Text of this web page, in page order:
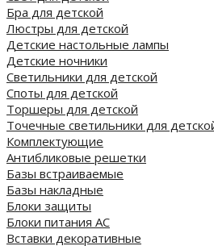
Бра для детской
Люстры для детской
Детские настольные лампы
Детские ночники
Светильники для детской
Споты для детской
Торшеры для детской
Точечные светильники для
Комплектующие
Антибликовые решетки
Базы встраиваемые
Базы накладные
Блоки защиты
Блоки питания AC
Вставки декоративные